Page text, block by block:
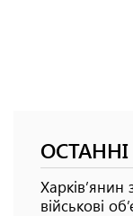
військові